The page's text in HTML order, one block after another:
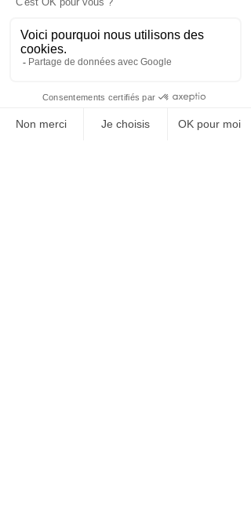
Les – du métier de consultant SIRH
La pression et la fatigue
qu’engendrent les
responsabilités multiples du
Un shift de travail parfois
contraignant,